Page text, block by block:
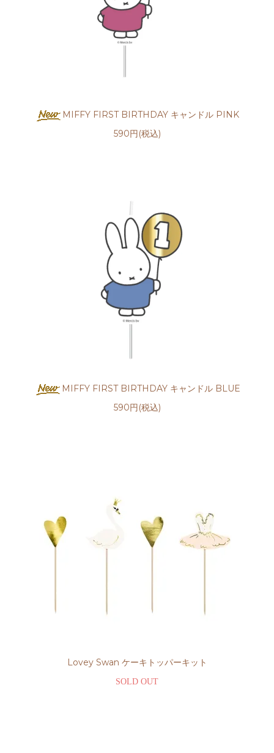
MIFFY FIRST BIRTHDAY キャンドル PINK
590円(税込)
MIFFY FIRST BIRTHDAY キャンドル BLUE
590円(税込)
Lovey Swan ケーキトッパーキット
SOLD OUT